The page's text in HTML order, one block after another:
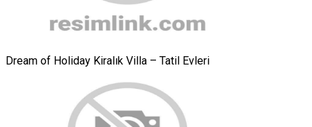
Dream of Holiday Kiralık Villa – Tatil Evleri